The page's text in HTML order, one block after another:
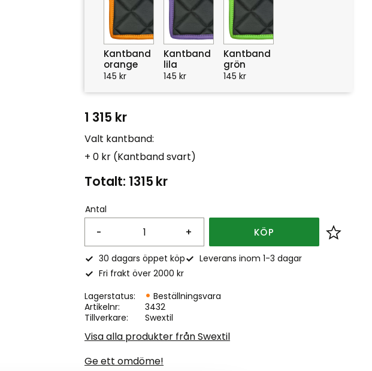
Kantband
orange
145 kr
Kantband
lila
145 kr
Kantband
grön
145 kr
1 315 kr
Valt kantband:
+ 0 kr (Kantband svart)
Totalt: 1315 kr
Antal
+
- KÖP Lägg
30 dagars öppet köp
Leverans inom 1-3 dagar
Fri frakt över 2000 kr
Lagerstatus
Beställningsvara
Artikelnr
3432
Tillverkare
Swextil
Visa alla produkter från Swextil
Ge ett omdöme!